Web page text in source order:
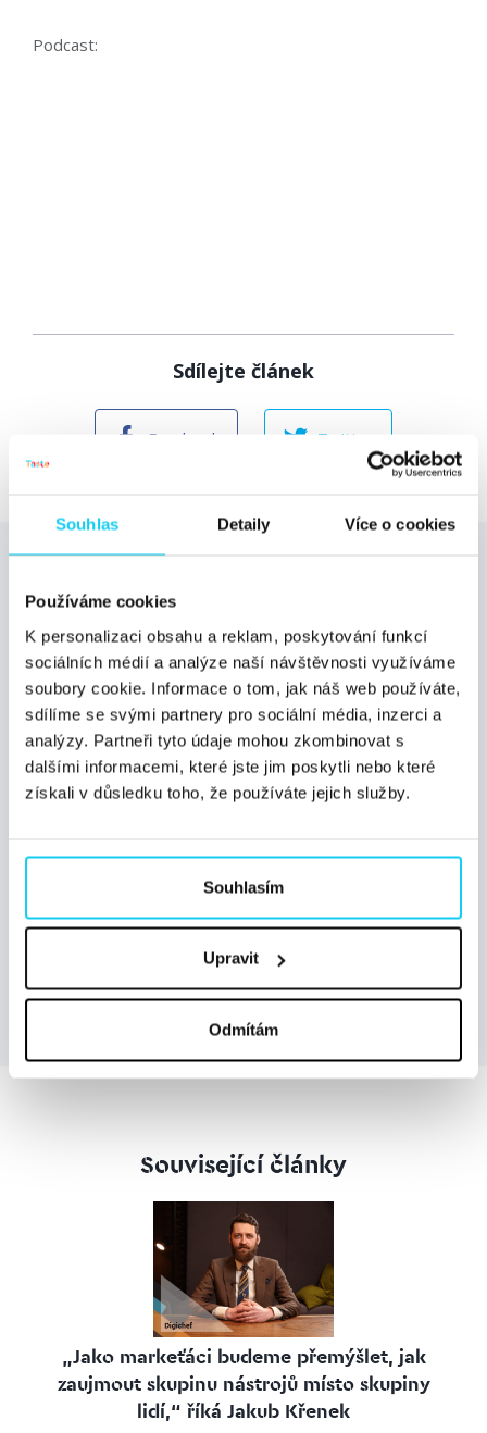
Souhlas Detaily Více o cookies
Používáme cookies
K personalizaci obsahu a reklam, poskytování funkcí
sociálních médií a analýze naší návštěvnosti využíváme
soubory cookie. Informace o tom, jak náš web používáte,
sdílíme se svými partnery pro sociální média, inzerci a
analýzy. Partneři tyto údaje mohou zkombinovat s
dalšími informacemi, které jste jim poskytli nebo které
získali v důsledku toho, že používáte jejich služby.
Souhlasím
Upravit
Odmítám
Podcast:
Sdílejte článek
Facebook Twitter
pravidelná nálož novinek z oboru, pozvánky na
důležité události a exkluzivní nabídky jen pro
čtenáře magazínu Digichef.
Odesláním formuláře souhlasíte sezpracováním
Související články
„Jako markeťáci budeme přemýšlet, jak
zaujmout skupinu nástrojů místo skupiny
lidí,“ říká Jakub Křenek